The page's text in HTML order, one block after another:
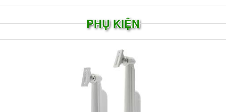
PHỤ KIỆN